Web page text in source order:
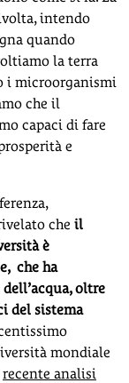
intendo
quando
la terra
i microorganismi
che il
capaci di fare
e
che il
è
che ha
oltre
del sistema
mondiale
recente analisi